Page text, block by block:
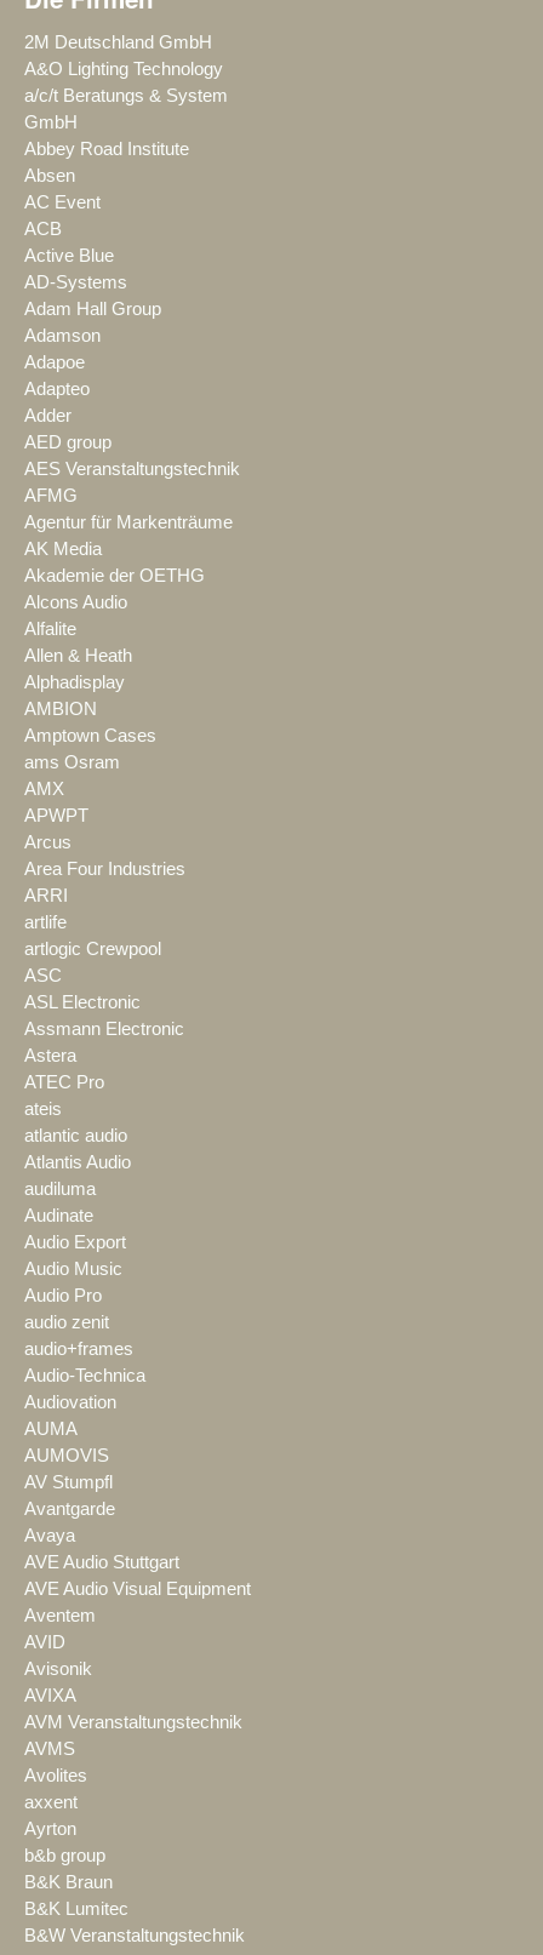
2M Deutschland GmbH
A&O Lighting Technology
a/c/t Beratungs & System
GmbH
Abbey Road Institute
Absen
AC Event
ACB
Active Blue
AD-Systems
Adam Hall Group
Adamson
Adapoe
Adapteo
Adder
AED group
AES Veranstaltungstechnik
AFMG
Agentur für Markenträume
AK Media
Akademie der OETHG
Alcons Audio
Alfalite
Allen & Heath
Alphadisplay
AMBION
Amptown Cases
ams Osram
AMX
APWPT
Arcus
Area Four Industries
ARRI
artlife
artlogic Crewpool
ASC
ASL Electronic
Assmann Electronic
Astera
ATEC Pro
ateis
atlantic audio
Atlantis Audio
audiluma
Audinate
Audio Export
Audio Music
Audio Pro
audio zenit
audio+frames
Audio-Technica
Audiovation
AUMA
AUMOVIS
AV Stumpfl
Avantgarde
Avaya
AVE Audio Stuttgart
AVE Audio Visual Equipment
Aventem
AVID
Avisonik
AVIXA
AVM Veranstaltungstechnik
AVMS
Avolites
axxent
Ayrton
b&b group
B&K Braun
B&K Lumitec
B&W Veranstaltungstechnik